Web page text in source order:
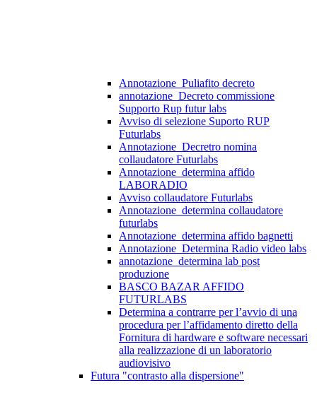
Annotazione_Puliafito decreto
annotazione_Decreto commissione
Supporto Rup futur labs
Avviso di selezione Suporto RUP
Futurlabs
Annotazione_Decretro nomina
collaudatore Futurlabs
Annotazione_determina affido
LABORADIO
Avviso collaudatore Futurlabs
Annotazione_determina collaudatore
futurlabs
Annotazione_determina affido bagnetti
Annotazione_Determina Radio video labs
annotazione_determina lab post
produzione
BASCO BAZAR AFFIDO
FUTURLABS
Determina a contrarre per l’avvio di una
procedura per l’affidamento diretto della
Fornitura di hardware e software necessari
alla realizzazione di un laboratorio
audiovisivo
Futura "contrasto alla dispersione"